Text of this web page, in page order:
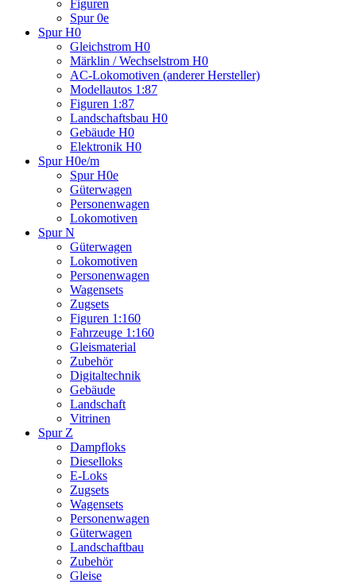
Figuren
Spur 0e
Spur H0
Gleichstrom H0
Märklin / Wechselstrom H0
AC-Lokomotiven (anderer Hersteller)
Modellautos 1:87
Figuren 1:87
Landschaftsbau H0
Gebäude H0
Elektronik H0
Spur H0e/m
Spur H0e
Güterwagen
Personenwagen
Lokomotiven
Spur N
Güterwagen
Lokomotiven
Personenwagen
Wagensets
Zugsets
Figuren 1:160
Fahrzeuge 1:160
Gleismaterial
Zubehör
Digitaltechnik
Gebäude
Landschaft
Vitrinen
Spur Z
Dampfloks
Dieselloks
E-Loks
Zugsets
Wagensets
Personenwagen
Güterwagen
Landschaftbau
Zubehör
Gleise